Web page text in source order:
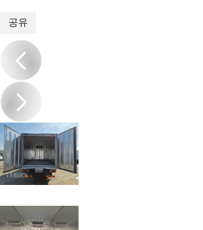
공유
/15